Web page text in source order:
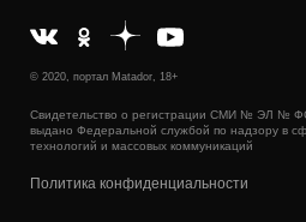
© 2020, портал Matador, 18+
Свидетельство о регистрации СМИ № ЭЛ №
выдано Федеральной службой по надзору в
технологий и массовых коммуникаций
Политика конфиденциальности